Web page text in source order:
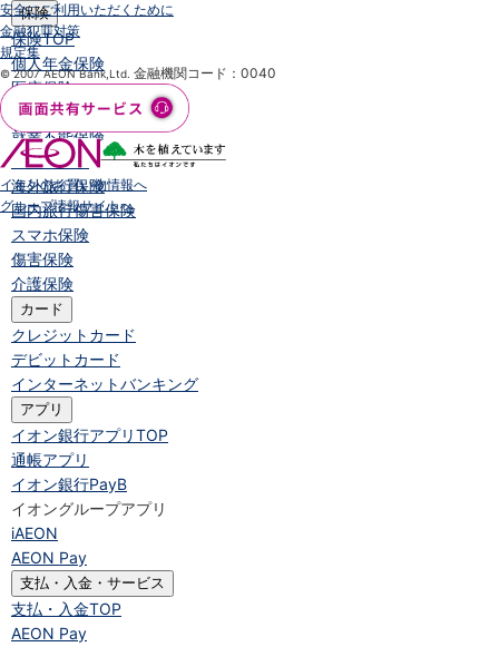
保険
保険TOP
個人年金保険
医療保険
がん保険
就業不能保険
認知症保険
海外旅行保険
国内旅行傷害保険
スマホ保険
傷害保険
介護保険
カード
クレジットカード
デビットカード
インターネットバンキング
アプリ
イオン銀行アプリTOP
通帳アプリ
イオン銀行PayB
イオングループアプリ
iAEON
AEON Pay
支払・入金・サービス
支払・入金TOP
AEON Pay
安全にご利用いただくために
金融犯罪対策
規定集
© 2007 AEON Bank,Ltd. 金融機関コード：0040
イオンのお買い物情報へ
グループ情報サイトへ